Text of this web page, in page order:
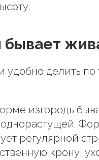
бывает
удобно делить
изгородь
регулярной
крону,